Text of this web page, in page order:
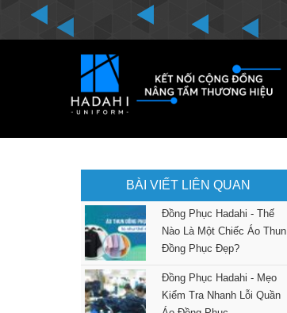
BÀI VIẾT LIÊN QUAN
Đồng Phục Hadahi - Thế
Nào Là Một Chiếc Áo Thun
Đồng Phục Đẹp?
Đồng Phục Hadahi - Mẹo
Kiểm Tra Nhanh Lỗi Quần